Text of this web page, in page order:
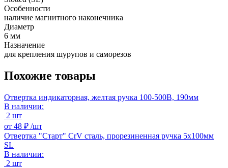
Особенности
наличие магнитного наконечника
Диаметр
6 мм
Назначение
для крепления шурупов и саморезов
Похожие товары
Отвертка индикаторная, желтая ручка 100-500В, 190мм
В наличии:
2 шт
от 48 ₽ /шт
Отвертка "Старт" CrV сталь, прорезиненная ручка 5х100мм
SL
В наличии:
2 шт